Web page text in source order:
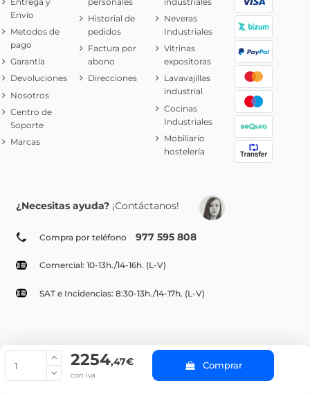
2254,47€
con iva
Comprar
Envío
Metodos de
pago
Garantía
Devoluciones
Nosotros
Centro de
Soporte
Marcas
Historial de
pedidos
Factura por
abono
Direcciones
Neveras
Industriales
Vitrinas
expositoras
Lavavajillas
industrial
Cocinas
Industriales
Mobiliario
hostelería
¿Necesitas ayuda? ¡Contáctanos!
Compra por teléfono 977 595 808
Comercial: 10-13h./14-16h. (L-V)
SAT e Incidencias: 8:30-13h./14-17h. (L-V)
© Copyright 2022 PepeBar.com | Política de cookies |
Aviso legal y
Condiciones generales de compra |